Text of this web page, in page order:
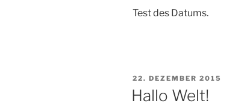
Test des Datums.
VERÖFFENTLICHT
22. DEZEMBER 2015
Hallo Welt!